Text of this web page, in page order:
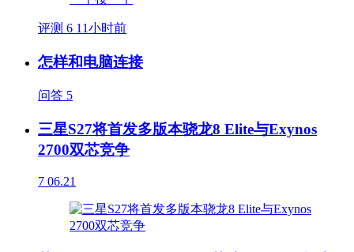
评测 6 11小时前
怎样和电脑连接
问答 5
三星S27将首发多版本骁龙8 Elite与Exynos
2700双芯竞争
7 06.21